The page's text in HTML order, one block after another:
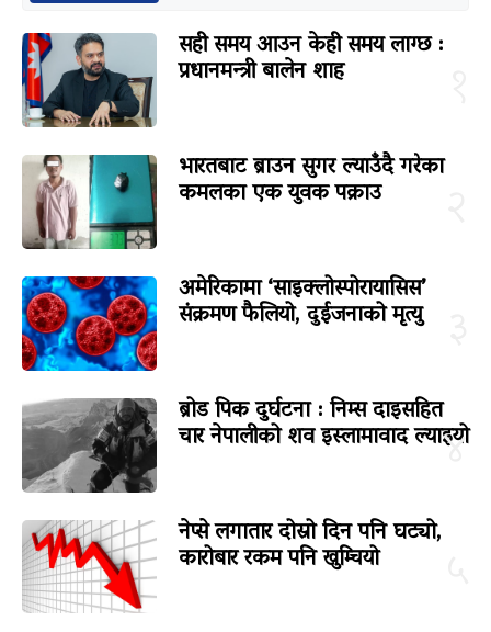
सही समय आउन केही समय लाग्छ :
प्रधानमन्त्री बालेन शाह
भारतबाट ब्राउन सुगर ल्याउँदै गरेका
कमलका एक युवक पक्राउ
अमेरिकामा ‘साइक्लोस्पोरायासिस’
संक्रमण फैलियो, दुईजनाको मृत्यु
४
ब्रोड पिक दुर्घटना : निम्स दाइसहित
चार नेपालीको शव इस्लामावाद ल्याइयो
नेप्से लगातार दोस्रो दिन पनि घट्यो,
कारोबार रकम पनि खुम्चियो